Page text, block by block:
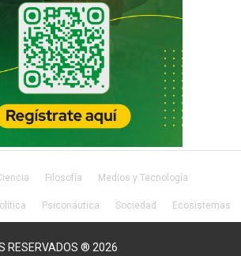
Filosofía Medios y Tecnología
Psiconáutica Sociedad Ecosistemas
RESERVADOS ® 2026